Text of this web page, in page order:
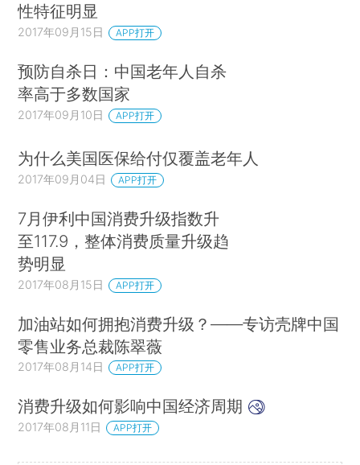
从上图可以看到，从2016年开始，「老年人专
用健康消费」对「非老年人专用健康消费」的比值
逐月上升，从2016年3月的最低值——不到0.5，上
升到2017年8月的超过0.8。按照老龄化的趋势，老
年人专用健康消费超过非老年人专用健康消费的时
正在变得越来越重要。
我们将2016年各省人口老龄化率放在横轴，
「老年人专用健康消费」占总健康消费的比重增长
放在纵轴，不难发现两者呈现非常明显的正相关关
2017年的「老年人专用健康消费」占总消费的比
重，就会比2016年提高0.56%。
性特征明显
2017年09月15日 APP打开
预防自杀日：中国老年人自杀
率高于多数国家
2017年09月10日 APP打开
为什么美国医保给付仅覆盖老年人
2017年09月04日 APP打开
7月伊利中国消费升级指数升
至117.9，整体消费质量升级趋
势明显
2017年08月15日 APP打开
加油站如何拥抱消费升级？——专访壳牌中国
零售业务总裁陈翠薇
2017年08月14日 APP打开
消费升级如何影响中国经济周期
2017年08月11日 APP打开